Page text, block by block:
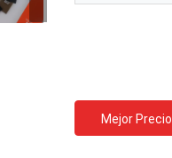
Mejor Precio